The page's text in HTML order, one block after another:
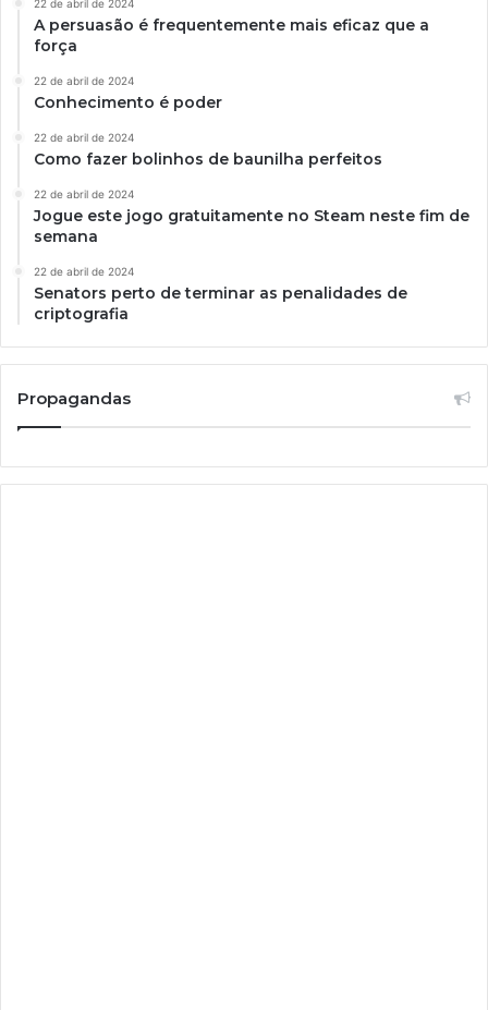
22 de abril de 2024
A persuasão é frequentemente mais eficaz que a
força
22 de abril de 2024
Conhecimento é poder
22 de abril de 2024
Como fazer bolinhos de baunilha perfeitos
22 de abril de 2024
Jogue este jogo gratuitamente no Steam neste fim de
semana
22 de abril de 2024
Senators perto de terminar as penalidades de
criptografia
Propagandas